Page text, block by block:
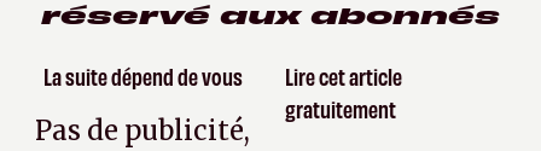
réservé aux abonnés
La suite dépend de vous
Pas de publicité,
Lire cet article
gratuitement